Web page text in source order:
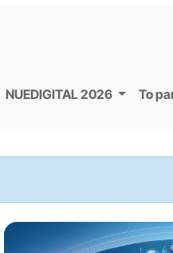
NUEDIGITAL 2026 To